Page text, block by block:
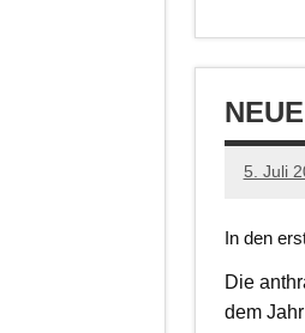
5. Juli
In den
Die
dem